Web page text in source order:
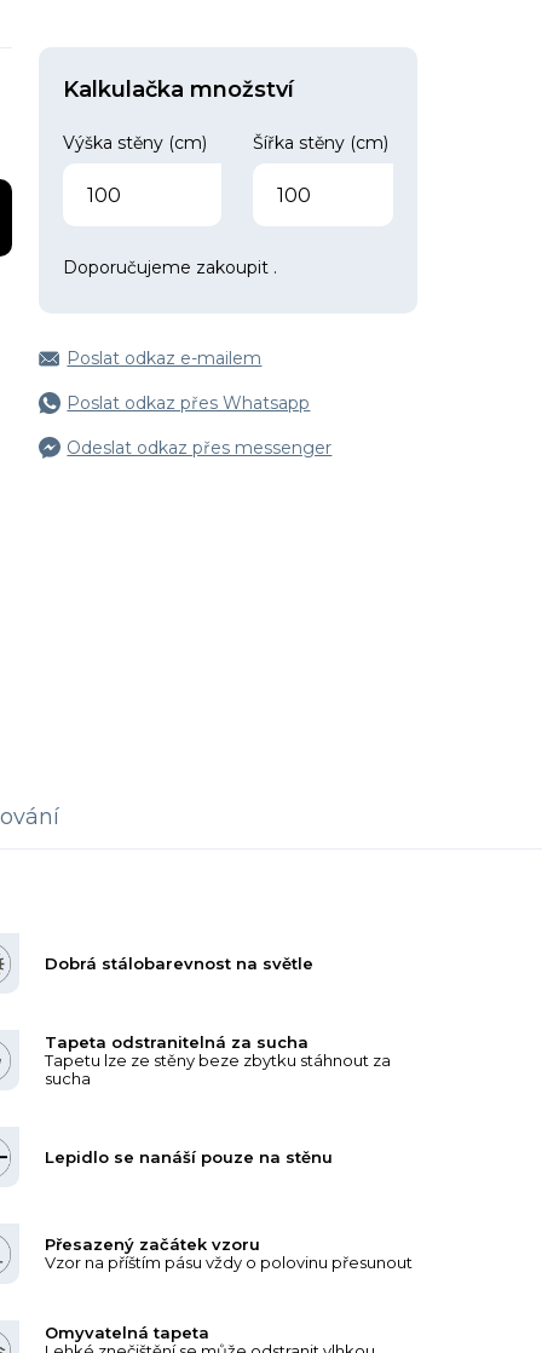
Kalkulačka množství
Výška stěny (cm) Šířka stěny (cm)
Doporučujeme zakoupit .
Poslat odkaz e-mailem
Poslat odkaz přes Whatsapp
Odeslat odkaz přes messenger
Dobrá stálobarevnost na světle
Tapeta odstranitelná za sucha
Tapetu lze ze stěny beze zbytku stáhnout za
sucha
Lepidlo se nanáší pouze na stěnu
Přesazený začátek vzoru
Vzor na příštím pásu vždy o polovinu přesunout
Omyvatelná tapeta